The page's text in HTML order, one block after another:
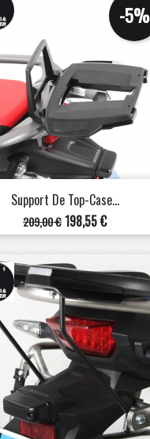
Support De Top-Case...
Prix
de
209,00 €
-5%
Prix
198,55 €